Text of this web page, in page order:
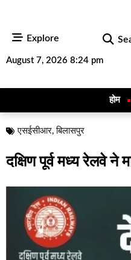
Explore
August 7, 2026 8:24 pm
होम
एसईसीआर,बिलासपुर
दक्षिण पूर्व मध्य रेलवे ने